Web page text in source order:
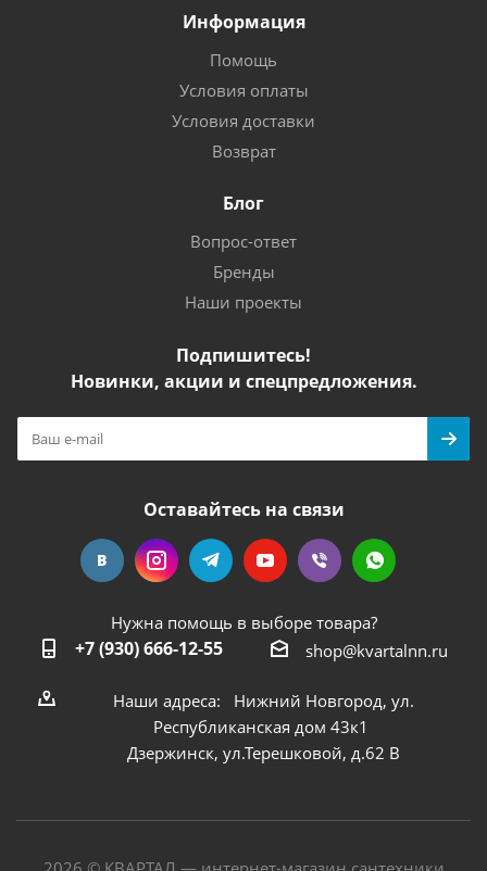
Информация
Помощь
Условия оплаты
Условия доставки
Возврат
Блог
Вопрос-ответ
Бренды
Наши проекты
Подпишитесь!
Новинки, акции и спецпредложения.
Оставайтесь на связи
Нужна помощь в выборе товара?
+7 (930) 666-12-55 shop@kvartalnn.ru
Наши адреса: Нижний Новгород, ул.
Республиканская дом 43к1
Дзержинск, ул.Терешковой, д.62 В